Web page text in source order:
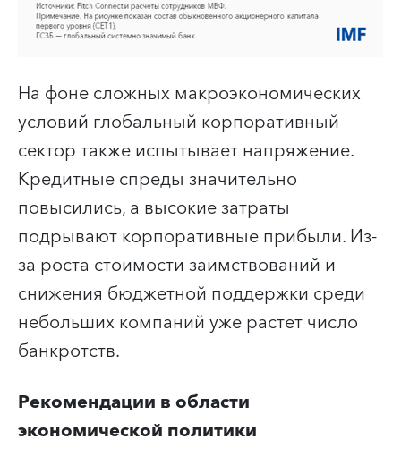
На фоне сложных макроэкономических
условий глобальный корпоративный
сектор также испытывает напряжение.
Кредитные спреды значительно
повысились, а высокие затраты
подрывают корпоративные прибыли. Из-
за роста стоимости заимствований и
снижения бюджетной поддержки среди
небольших компаний уже растет число
банкротств.
Рекомендации в области
экономической политики